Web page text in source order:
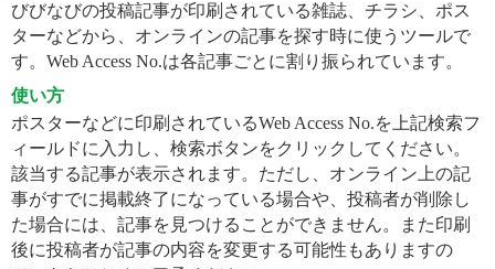
びびなびの投稿記事が印刷されている雑誌、チラシ、ポス
ターなどから、オンラインの記事を探す時に使うツールで
す。Web Access No.は各記事ごとに割り振られています。
使い方
ポスターなどに印刷されているWeb Access No.を上記検索フ
ィールドに入力し、検索ボタンをクリックしてください。
該当する記事が表示されます。ただし、オンライン上の記
事がすでに掲載終了になっている場合や、投稿者が削除し
た場合には、記事を見つけることができません。また印刷
後に投稿者が記事の内容を変更する可能性もありますの